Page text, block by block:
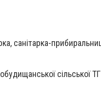
санітарка-
сільської ТГ